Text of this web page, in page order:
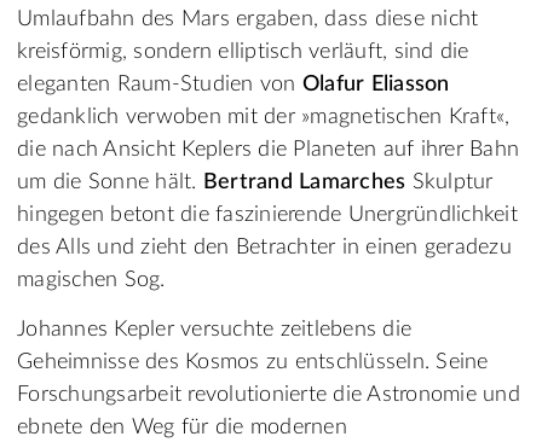
Umlaufbahn des Mars ergaben, dass diese nicht
kreisförmig, sondern elliptisch verläuft, sind die
eleganten Raum-Studien von Olafur Eliasson
gedanklich verwoben mit der »magnetischen Kraft«,
die nach Ansicht Keplers die Planeten auf ihrer Bahn
um die Sonne hält. Bertrand Lamarches Skulptur
hingegen betont die faszinierende Unergründlichkeit
des Alls und zieht den Betrachter in einen geradezu
magischen Sog.
Johannes Kepler versuchte zeitlebens die
Geheimnisse des Kosmos zu entschlüsseln. Seine
Forschungsarbeit revolutionierte die Astronomie und
ebnete den Weg für die modernen